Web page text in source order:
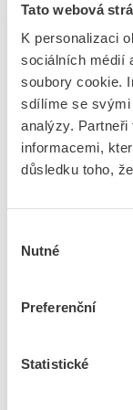
Tato webová
K personalizaci
sociálních médií
soubory cookie.
sdílíme se svými
analýzy.
informacemi,
důsledku toho,
souhlasu
Nutné
Preferenční
Statistické
Stupeň krytí (IP)
Výstupní napětí
Rozsah jmenovitého
napětí
Výstupní výkon od /
Ke stažení
Technické